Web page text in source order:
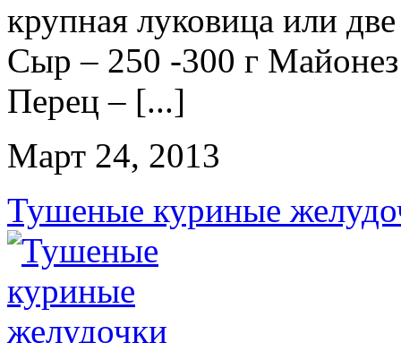
крупная луковица или
Сыр – 250 -300 г
Перец – [...]
Март 24, 2013
Тушеные куриные